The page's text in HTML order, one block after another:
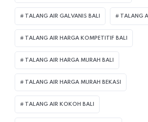
TALANG AIR GALVANIS BALI TALANG
TALANG AIR HARGA KOMPETITIF BALI
TALANG AIR HARGA MURAH BALI
TALANG AIR HARGA MURAH BEKASI
TALANG AIR KOKOH BALI